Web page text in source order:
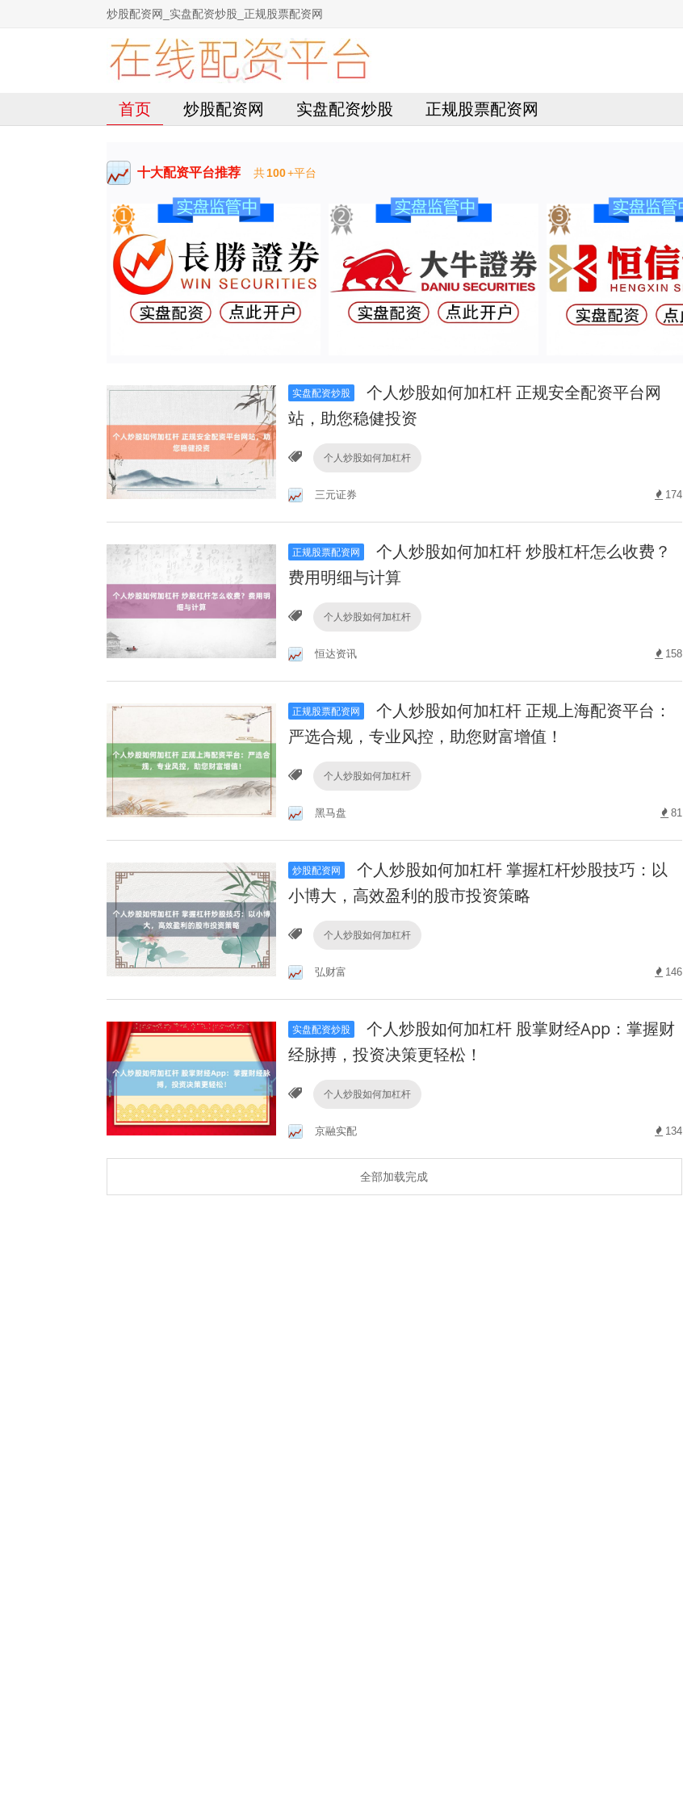
炒股配资网_实盘配资炒股_正规股票配资网
首页 炒股配资网 实盘配资炒股 正规股票配资网
十大配资平台推荐 共100+平台
实盘配资炒股
个人炒股如何加杠杆 正规安全配资平台网
站，助您稳健投资
个人炒股如何加杠杆
三元证券 174
正规股票配资网
个人炒股如何加杠杆 炒股杠杆怎么收费？
费用明细与计算
个人炒股如何加杠杆
恒达资讯 158
正规股票配资网
个人炒股如何加杠杆 正规上海配资平台：
严选合规，专业风控，助您财富增值！
个人炒股如何加杠杆
黑马盘 81
炒股配资网
个人炒股如何加杠杆 掌握杠杆炒股技巧：以
小博大，高效盈利的股市投资策略
个人炒股如何加杠杆
弘财富 146
实盘配资炒股
个人炒股如何加杠杆 股掌财经App：掌握财
经脉搏，投资决策更轻松！
个人炒股如何加杠杆
京融实配 134
全部加载完成